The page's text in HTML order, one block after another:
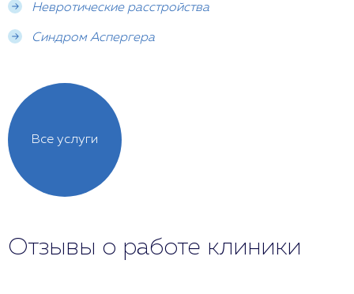
Невротические расстройства
Синдром Аспергера
Все услуги
Отзывы о работе клиники